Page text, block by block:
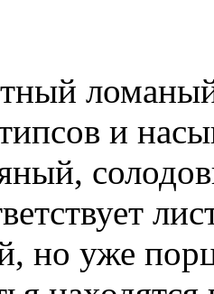
и
но уже